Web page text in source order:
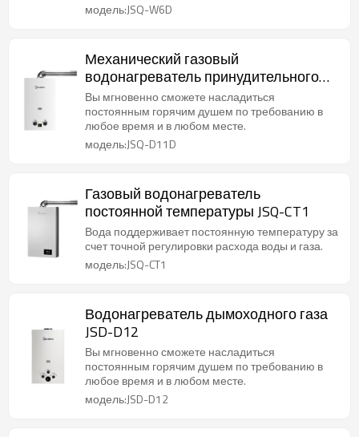
модель:JSQ-W6D
Механический газовый
водонагреватель принудительного
типа JSQ-D11D
Вы мгновенно сможете насладиться
постоянным горячим душем по требованию в
любое время и в любом месте.
модель:JSQ-D11D
Газовый водонагреватель
постоянной температуры JSQ-CT1
Вода поддерживает постоянную температуру за
счет точной регулировки расхода воды и газа.
модель:JSQ-CT1
Водонагреватель дымоходного газа
JSD-D12
Вы мгновенно сможете насладиться
постоянным горячим душем по требованию в
любое время и в любом месте.
модель:JSD-D12